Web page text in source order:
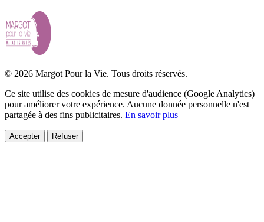
© 2026 Margot Pour la Vie. Tous droits réservés.
Ce site utilise des cookies de mesure d'audience (Google Analytics)
pour améliorer votre expérience. Aucune donnée personnelle n'est
partagée à des fins publicitaires. En savoir plus
Accepter Refuser